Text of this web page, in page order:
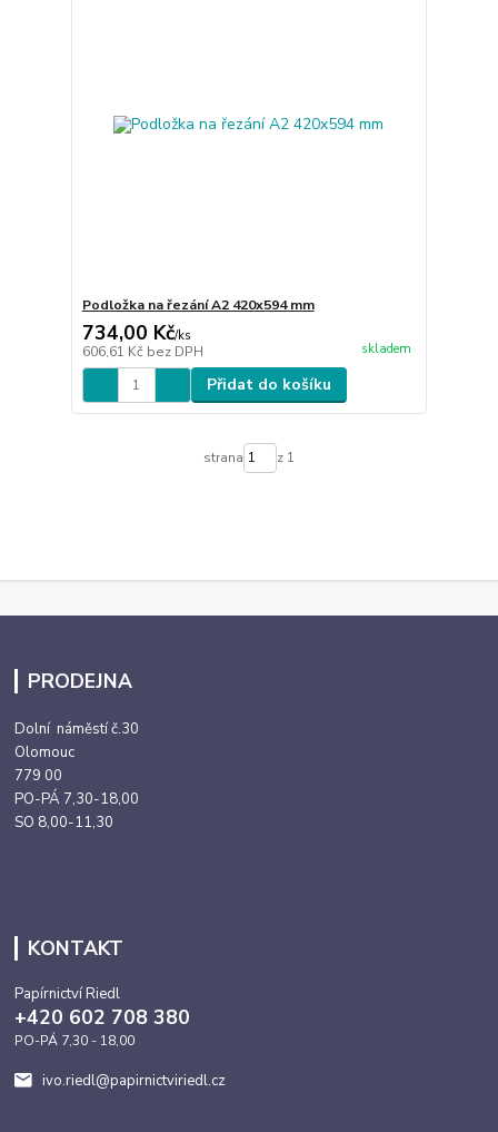
Podložka na řezání A2 420x594 mm
734,00 Kč/ks
606,61 Kč bez DPH skladem
Přidat do košíku
strana z 1
PRODEJNA
Dolní náměstí č.30
Olomouc
779 00
PO-PÁ 7,30-18,00
SO 8,00-11,30
KONTAKT
Papírnictví Riedl
+420 602 708 380
PO-PÁ 7,30 - 18,00
ivo.riedl@papirnictviriedl.cz